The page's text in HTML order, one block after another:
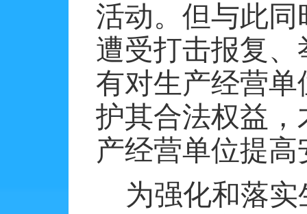
活动。但与此
遭受打击报复
有对生产经营
护其合法权益
产经营单位提
为强化和落